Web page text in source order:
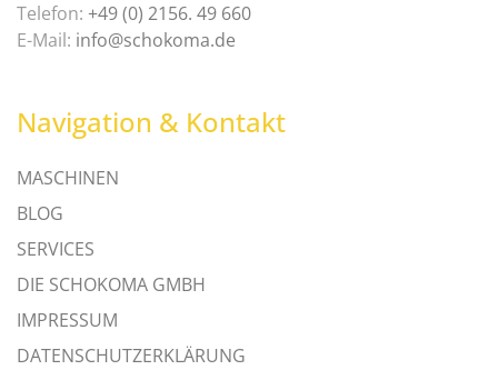
Telefon: +49 (0) 2156. 49 660
E-Mail: info@schokoma.de
Navigation & Kontakt
MASCHINEN
BLOG
SERVICES
DIE SCHOKOMA GMBH
IMPRESSUM
DATENSCHUTZERKLÄRUNG